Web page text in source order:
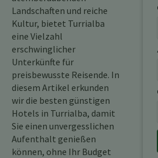
Landschaften und reiche
Kultur, bietet Turrialba
eine Vielzahl
erschwinglicher
Unterkünfte für
preisbewusste Reisende. In
diesem Artikel erkunden
wir die besten günstigen
Hotels in Turrialba, damit
Sie einen unvergesslichen
Aufenthalt genießen
können, ohne Ihr Budget